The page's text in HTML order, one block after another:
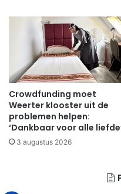
Crowdfunding moet
Weerter klooster uit de
problemen helpen:
‘Dankbaar voor alle
3 augustus 2026